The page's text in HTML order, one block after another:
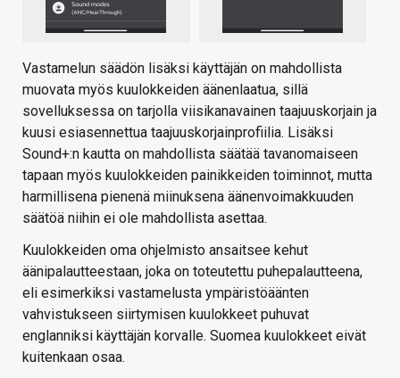
Vastamelun säädön lisäksi käyttäjän on mahdollista
muovata myös kuulokkeiden äänenlaatua, sillä
sovelluksessa on tarjolla viisikanavainen taajuuskorjain ja
kuusi esiasennettua taajuuskorjainprofiilia. Lisäksi
Sound+:n kautta on mahdollista säätää tavanomaiseen
tapaan myös kuulokkeiden painikkeiden toiminnot, mutta
harmillisena pienenä miinuksena äänenvoimakkuuden
säätöä niihin ei ole mahdollista asettaa.
Kuulokkeiden oma ohjelmisto ansaitsee kehut
äänipalautteestaan, joka on toteutettu puhepalautteena,
eli esimerkiksi vastamelusta ympäristöäänten
vahvistukseen siirtymisen kuulokkeet puhuvat
englanniksi käyttäjän korvalle. Suomea kuulokkeet eivät
kuitenkaan osaa.